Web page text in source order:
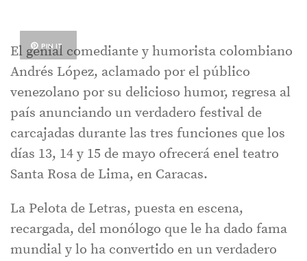
PIN IT
El genial comediante y humorista colombiano
Andrés López, aclamado por el público
venezolano por su delicioso humor, regresa al
país anunciando un verdadero festival de
carcajadas durante las tres funciones que los
días 13, 14 y 15 de mayo ofrecerá enel teatro
Santa Rosa de Lima, en Caracas.
La Pelota de Letras, puesta en escena,
recargada, del monólogo que le ha dado fama
mundial y lo ha convertido en un verdadero